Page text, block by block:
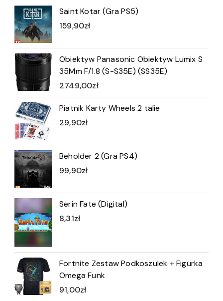
Saint Kotar (Gra PS5)
159,90zł
Obiektyw Panasonic Obiektyw Lumix S
35Mm F/1.8 (S-S35E) (SS35E)
2749,00zł
Piatnik Karty Wheels 2 talie
29,90zł
Beholder 2 (Gra PS4)
99,90zł
Serin Fate (Digital)
8,31zł
Fortnite Zestaw Podkoszulek + Figurka
Omega Funk
91,00zł